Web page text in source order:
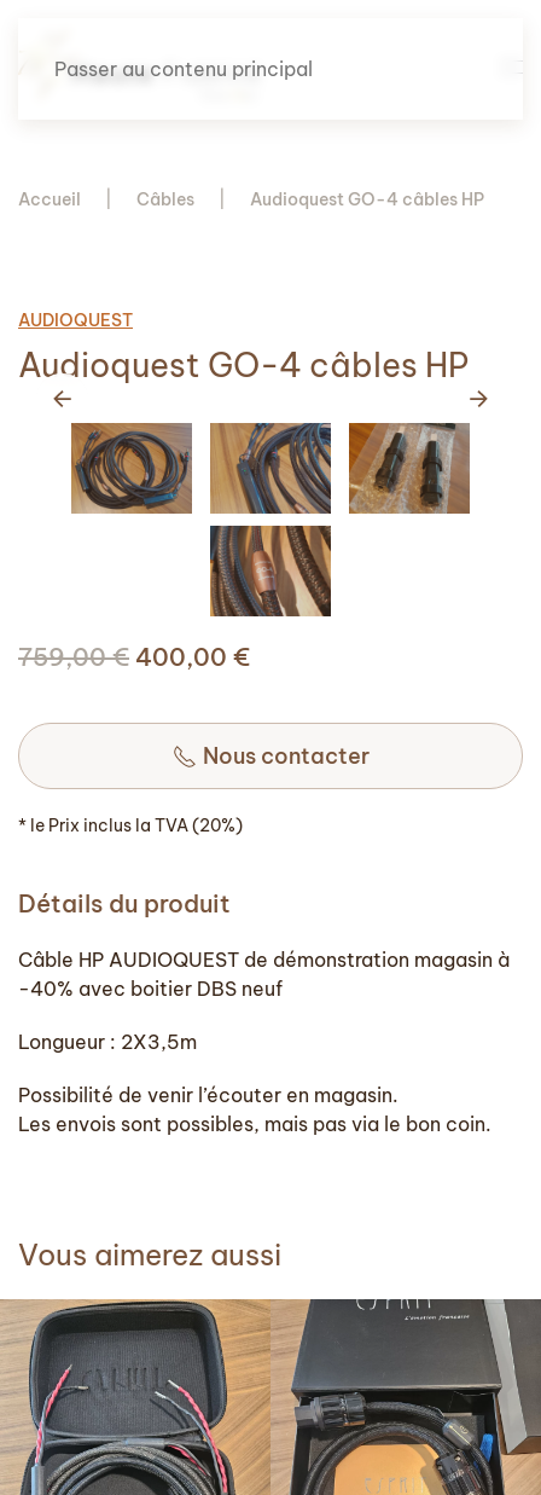
Passer au contenu principal
Accueil Câbles Audioquest GO-4 câbles HP
AUDIOQUEST
Audioquest GO-4 câbles HP
759,00€ Le
initial
était :
759,00 €.
400,00 €Le
actuel
est :
400,00 €.
Nous contacter
* le Prix inclus la TVA (20%)
Détails du produit
Câble HP AUDIOQUEST de démonstration magasin à
-40% avec boitier DBS neuf
Longueur : 2X3,5m
Possibilité de venir l’écouter en magasin.
Les envois sont possibles, mais pas via le bon coin.
Vous aimerez aussi